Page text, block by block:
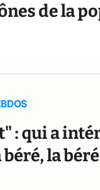
de la
: qui a
la